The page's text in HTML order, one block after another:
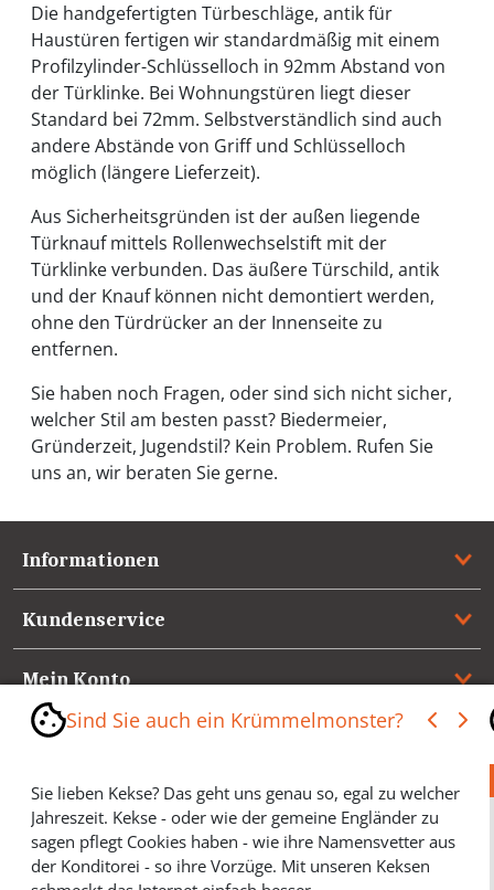
Die handgefertigten Türbeschläge, antik für
Haustüren fertigen wir standardmäßig mit einem
Profilzylinder-Schlüsselloch in 92mm Abstand von
der Türklinke. Bei Wohnungstüren liegt dieser
Standard bei 72mm. Selbstverständlich sind auch
andere Abstände von Griff und Schlüsselloch
möglich (längere Lieferzeit).
Aus Sicherheitsgründen ist der außen liegende
Türknauf mittels Rollenwechselstift mit der
Türklinke verbunden. Das äußere Türschild, antik
und der Knauf können nicht demontiert werden,
ohne den Türdrücker an der Innenseite zu
entfernen.
Sie haben noch Fragen, oder sind sich nicht sicher,
welcher Stil am besten passt? Biedermeier,
Gründerzeit, Jugendstil? Kein Problem. Rufen Sie
uns an, wir beraten Sie gerne.
Informationen
Kundenservice
Mein Konto
Referenzen
Medienspiegel & Presseinformationen
*** Vertrag widerrufen ***
Sind Sie auch ein Krümmelmonster?
Sie lieben Kekse? Das geht uns genau so, egal zu welcher
Jahreszeit. Kekse - oder wie der gemeine Engländer zu
sagen pflegt Cookies haben - wie ihre Namensvetter aus
der Konditorei - so ihre Vorzüge. Mit unseren Keksen